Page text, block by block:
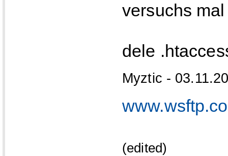
versuchs
dele
Myztic -
(edited)